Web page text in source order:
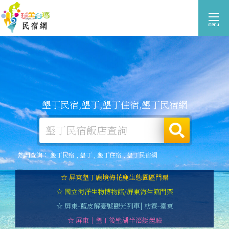
墾丁民宿,墾丁,墾丁住宿,墾丁民宿網
熱門查詢：墾丁民宿 ,墾丁,墾丁住宿,墾丁民宿網
☆ 屏東墾丁鹿境梅花鹿生態園區門票
☆ 國立海洋生物博物館/屏東海生館門票
☆ 屏東-藍皮解憂號觀光列車| 枋寮-臺東
☆ 屏東｜墾丁後壁湖半潛艇體驗